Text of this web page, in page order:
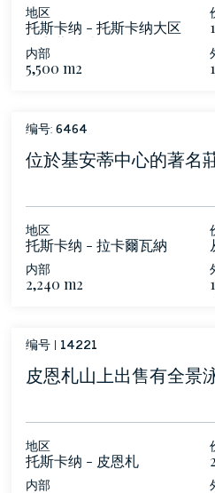
地区
托斯卡纳 - 托斯卡纳大区
基安蒂 意大利
内部
5,500 m2
编号:6464
位於基安蒂中心的著名
地区
托斯卡纳 - 拉卡爾瓦納
内部
2,240 m2
编号 | 14221
皮恩札山上出售有全景
地区
托斯卡纳 - 皮恩札
内部